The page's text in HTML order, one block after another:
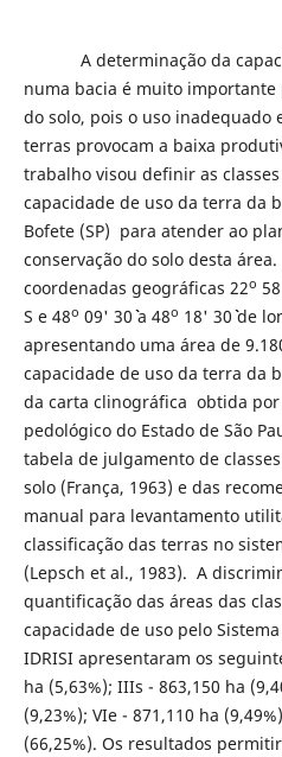
A determinação da
numa bacia é muito
do solo, pois o uso inadequado
terras provocam a baixa
trabalho visou definir as
capacidade de uso da terra da
Bofete (SP) para atender ao
conservação do solo desta
coordenadas geográficas 22o
S e 48o 09' 30`` a 48o 18' 30`` de
apresentando uma área de
capacidade de uso da terra da
da carta clinográfica obtida por
pedológico do Estado de São
tabela de julgamento de
solo (França, 1963) e das
manual para levantamento
classificação das terras no
(Lepsch et al., 1983). A
quantificação das áreas das
capacidade de uso pelo
IDRISI apresentaram os
ha (5,63%); IIIs - 863,150 ha
(9,23%); VIe - 871,110 ha
(66,25%). Os resultados